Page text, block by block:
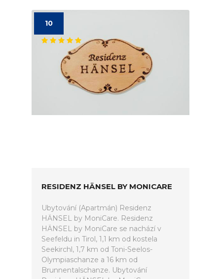
10
RESIDENZ HÄNSEL BY MONICARE
Ubytování (Apartmán) Residenz
HÄNSEL by MoniCare. Residenz
HÄNSEL by MoniCare se nachází v
Seefeldu in Tirol, 1,1 km od kostela
Seekirchl, 1,7 km od Toni-Seelos-
Olympiaschanze a 16 km od
Brunnentalschanze. Ubytování